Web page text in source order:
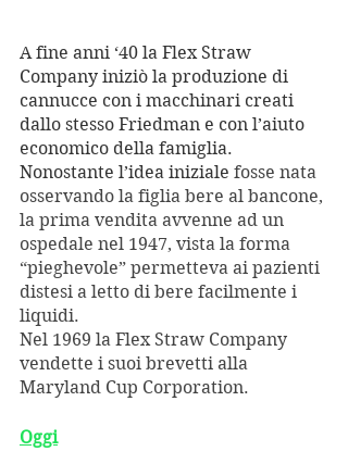
A fine anni ‘40 la Flex Straw
Company iniziò la produzione di
cannucce con i macchinari creati
dallo stesso Friedman e con l’aiuto
economico della famiglia.
Nonostante l’idea iniziale fosse nata
osservando la figlia bere al bancone,
la prima vendita avvenne ad un
ospedale nel 1947, vista la forma
“pieghevole” permetteva ai pazienti
distesi a letto di bere facilmente i
liquidi.
Nel 1969 la Flex Straw Company
vendette i suoi brevetti alla
Maryland Cup Corporation.
Oggi